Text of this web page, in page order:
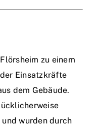
zu einem
Einsatzkräfte
dem Gebäude.
wurden durch